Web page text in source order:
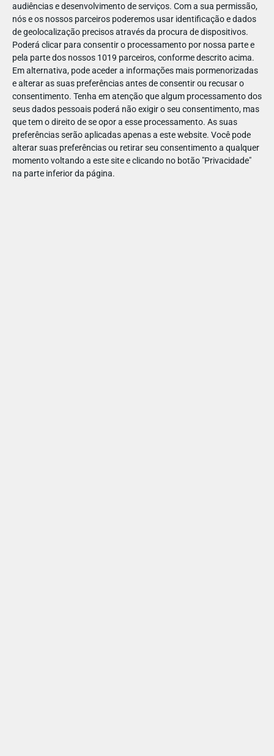
audiências e desenvolvimento de serviços. Com a sua permissão,
nós e os nossos parceiros poderemos usar identificação e dados
de geolocalização precisos através da procura de dispositivos.
Poderá clicar para consentir o processamento por nossa parte e
pela parte dos nossos 1019 parceiros, conforme descrito acima.
Em alternativa, pode aceder a informações mais pormenorizadas
e alterar as suas preferências antes de consentir ou recusar o
consentimento. Tenha em atenção que algum processamento dos
seus dados pessoais poderá não exigir o seu consentimento, mas
que tem o direito de se opor a esse processamento. As suas
preferências serão aplicadas apenas a este website. Você pode
alterar suas preferências ou retirar seu consentimento a qualquer
momento voltando a este site e clicando no botão "Privacidade"
na parte inferior da página.
Onde comprar roupa para bebé que junte conforto e
PARA BEBÉS
MERCADINHO